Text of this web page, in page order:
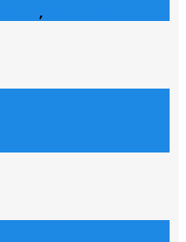
,